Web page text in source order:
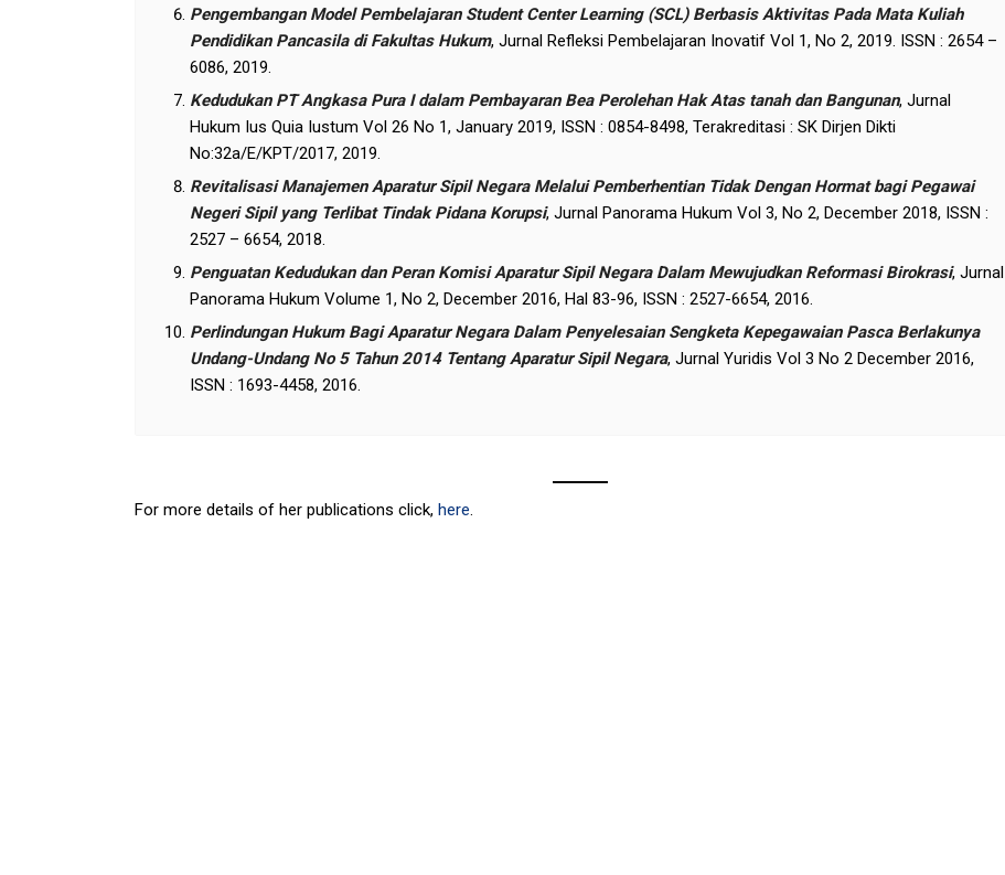
Pengembangan Model Pembelajaran Student Center Learning (SCL) Berbasis Aktivitas Pada Mata Kuliah
Pendidikan Pancasila di Fakultas Hukum, Jurnal Refleksi Pembelajaran Inovatif Vol 1, No 2, 2019. ISSN : 2654 –
6086, 2019.
Kedudukan PT Angkasa Pura I dalam Pembayaran Bea Perolehan Hak Atas tanah dan Bangunan, Jurnal
Hukum Ius Quia Iustum Vol 26 No 1, January 2019, ISSN : 0854-8498, Terakreditasi : SK Dirjen Dikti
No:32a/E/KPT/2017, 2019.
Revitalisasi Manajemen Aparatur Sipil Negara Melalui Pemberhentian Tidak Dengan Hormat bagi Pegawai
Negeri Sipil yang Terlibat Tindak Pidana Korupsi, Jurnal Panorama Hukum Vol 3, No 2, December 2018, ISSN :
2527 – 6654, 2018.
Penguatan Kedudukan dan Peran Komisi Aparatur Sipil Negara Dalam Mewujudkan Reformasi Birokrasi, Jurnal
Panorama Hukum Volume 1, No 2, December 2016, Hal 83-96, ISSN : 2527-6654, 2016.
Perlindungan Hukum Bagi Aparatur Negara Dalam Penyelesaian Sengketa Kepegawaian Pasca Berlakunya
Undang-Undang No 5 Tahun 2014 Tentang Aparatur Sipil Negara, Jurnal Yuridis Vol 3 No 2 December 2016,
ISSN : 1693-4458, 2016.
For more details of her publications click, here